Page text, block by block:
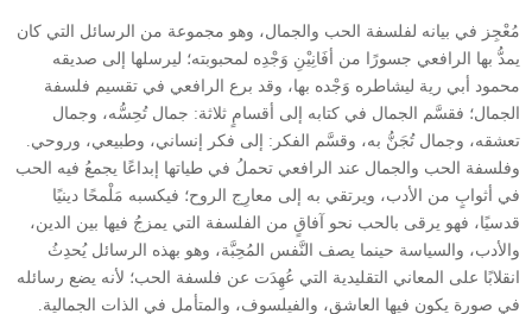
مُعْجِز في بيانه لفلسفة الحب والجمال، وهو مجموعة من الرسائل التي كان
يمدُّ بها الرافعي جسورًا من أفَانِيْنِ وَجْدِه لمحبوبته؛ ليرسلها إلى صديقه
محمود أبي رية ليشاطره وَجْده بها، وقد برع الرافعي في تقسيم فلسفة
الجمال؛ فقسَّم الجمال في كتابه إلى أقسامٍ ثلاثة: جمال تُحِسُّه، وجمال
تعشقه، وجمال تُجَنُّ به، وقسَّم الفكر: إلى فكر إنساني، وطبيعي، وروحي.
وفلسفة الحب والجمال عند الرافعي تحملُ في طياتها إبداعًا يجمعُ فيه الحب
في أثوابٍ من الأدب، ويرتقي به إلى معارِج الروح؛ فيكسبه مَلْمحًا دينيًا
قدسيًا، فهو يرقى بالحب نحو آفاقٍ من الفلسفة التي يمزجُ فيها بين الدين،
والأدب، والسياسة حينما يصف النَّفس المُحِبَّة، وهو بهذه الرسائل يُحدِثُ
انقلابًا على المعاني التقليدية التي عُهِدَت عن فلسفة الحب؛ لأنه يضع رسائله
في صورة يكون فيها العاشق، والفيلسوف، والمتأمل في الذات الجمالية.